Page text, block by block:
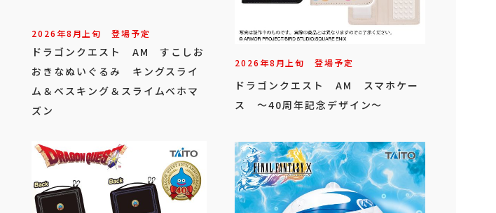
2026年8月上旬 登場予定
ドラゴンクエスト AM すこしお
おきなぬいぐるみ キングスライ
ム＆ベスキング＆スライムベホマ
ズン
2026年8月上旬 登場予定
ドラゴンクエスト AM スマホケー
ス ～40周年記念デザイン～